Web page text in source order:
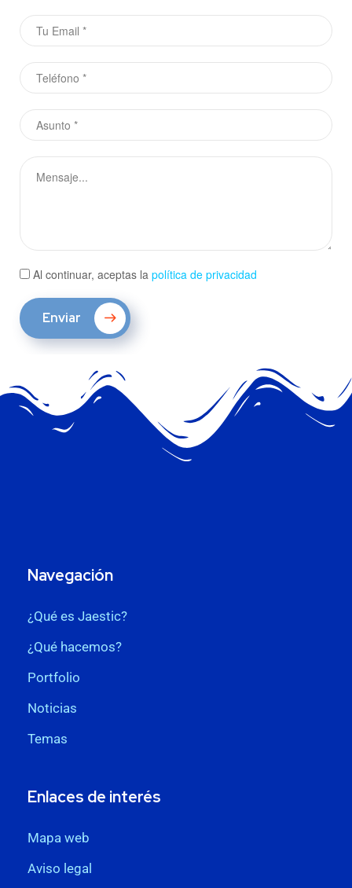
Al continuar, aceptas la política de privacidad
Enviar
Navegación
¿Qué es Jaestic?
¿Qué hacemos?
Portfolio
Noticias
Temas
Enlaces de interés
Mapa web
Aviso legal